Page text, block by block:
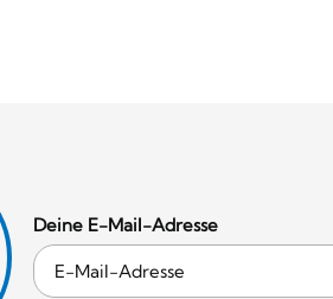
Deine E-Mail-Adresse